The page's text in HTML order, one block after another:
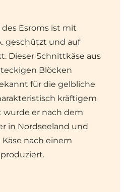
Esroms ist mit
geschützt und auf
Dieser Schnittkäse aus
Blöcken
für die gelbliche
kräftigem
wurde er nach dem
in Nordseeland und
nach einem